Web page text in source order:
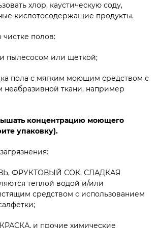
хлор, каустическую соду,
кислотосодержащие продукты.
чистке полов:
пылесосом или щеткой;
пола с мягким моющим средством с
неабразивной ткани, например
концентрацию моющего
упаковку).
ФРУКТОВЫЙ СОК, СЛАДКАЯ
теплой водой и/или
средством с использованием
и прочие химические